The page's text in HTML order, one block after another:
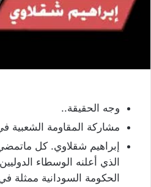
وجه الحقيقة..
مشاركة المقاومة
إبراهيم شقلاوي. كل
الذي أعلنه الوسطاء
الحكومة السودانية ممثلة